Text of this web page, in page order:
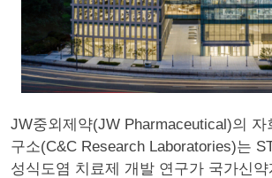
JW중외제약(JW Pharmaceutical)의 자
구소(C&C Research Laboratories)는
성식도염 치료제 개발 연구가 국가신